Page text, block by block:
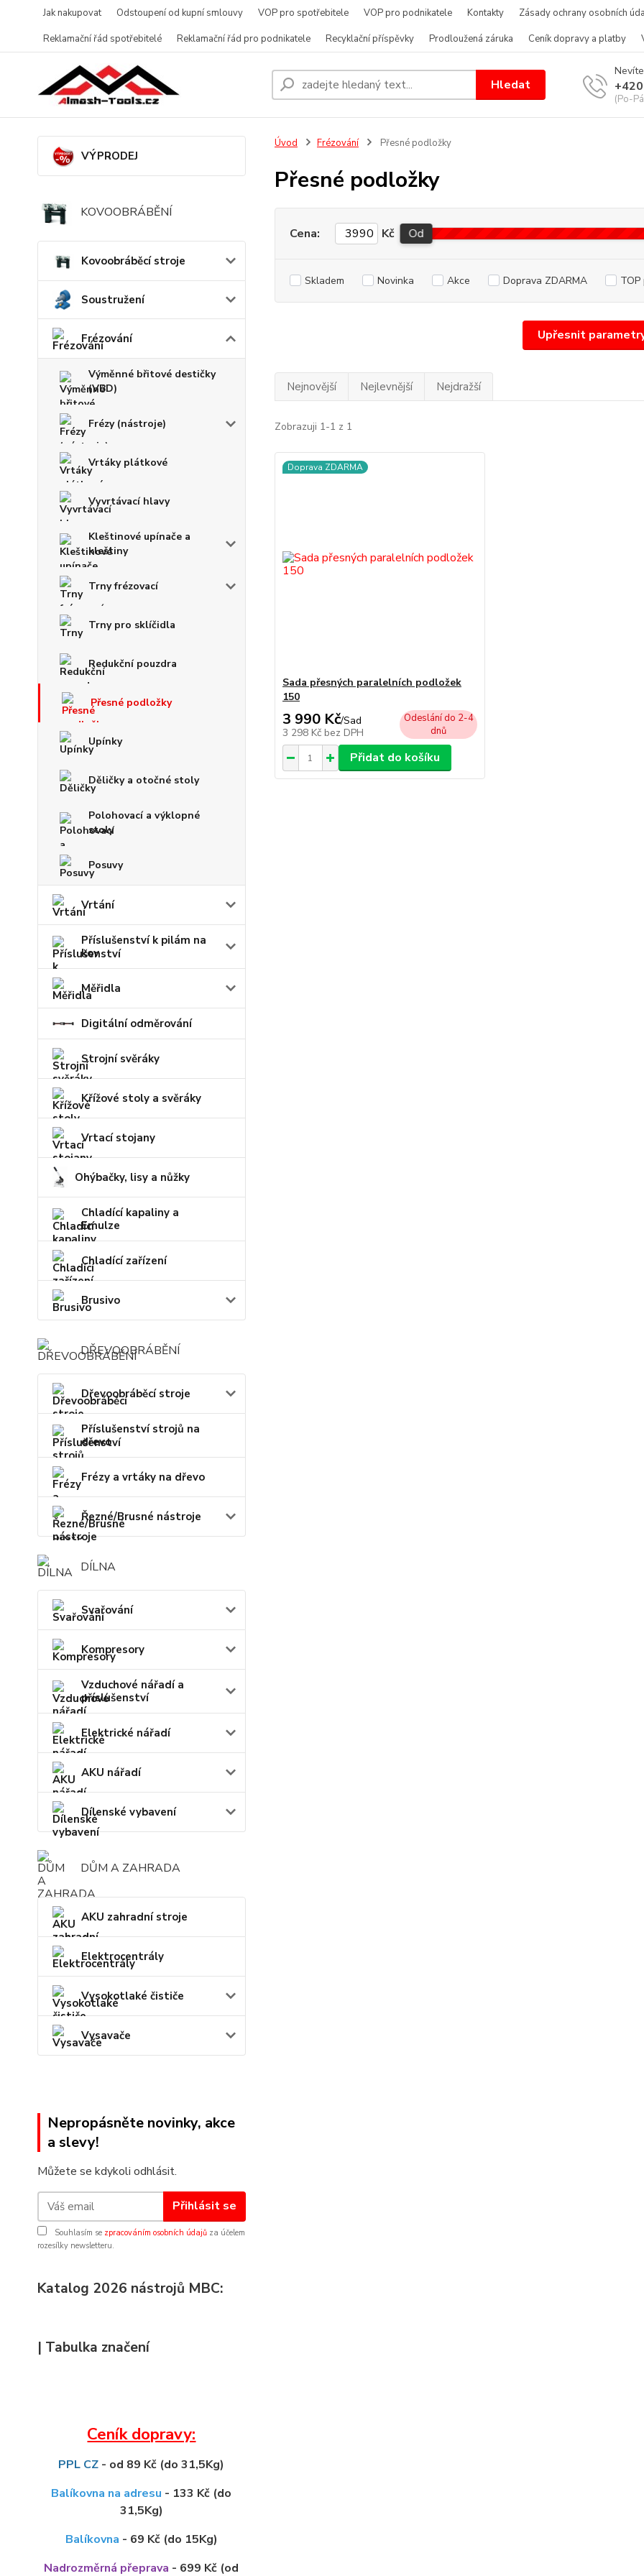
Jak nakupovat Odstoupení od kupní smlouvy VOP pro spotřebitele VOP pro podnikatele Kontakty
Zásady ochrany osobních
Reklamační řád spotřebitelé
Reklamační řád pro podnikatele Recyklační příspěvky Prodloužená záruka Ceník dopravy a platby
Hledat
(Po-
VÝPRODEJ
KOVOOBRÁBĚNÍ
Kovoobráběcí stroje
Soustružení
Frézování
Výměnné břitové destičky
(VBD)
Frézy (nástroje)
Vrtáky plátkové
Vyvrtávací hlavy
Kleštinové upínače a
kleštiny
Trny frézovací
Trny pro sklíčidla
Redukční pouzdra
Přesné podložky
Upínky
Děličky a otočné stoly
Polohovací a výklopné
stoly
Posuvy
Vrtání
Příslušenství k pilám na
kov
Měřidla
Digitální odměrování
Strojní svěráky
Křížové stoly a svěráky
Vrtací stojany
Ohýbačky, lisy a nůžky
Chladící kapaliny a
Emulze
Chladící zařízení
Brusivo
DŘEVOOBRÁBĚNÍ
Dřevoobráběcí stroje
Příslušenství strojů na
dřevo
Frézy a vrtáky na dřevo
Řezné/Brusné nástroje
DÍLNA
Svařování
Kompresory
Vzduchové nářadí a
příslušenství
Elektrické nářadí
AKU nářadí
Dílenské vybavení
DŮM A ZAHRADA
AKU zahradní stroje
Elektrocentrály
Vysokotlaké čističe
Vysavače
Nepropásněte novinky, akce
a slevy!
Můžete se kdykoli odhlásit.
Přihlásit se
Souhlasím se zpracováním osobních údajů za účelem
rozesílky newsletteru.
Katalog 2026 nástrojů MBC:
| Tabulka značení
Ceník dopravy:
PPL CZ - od 89 Kč (do 31,5Kg)
Balíkovna na adresu - 133 Kč (do
31,5Kg)
Balíkovna - 69 Kč (do 15Kg)
Nadrozměrná přeprava - 699 Kč (od
Úvod Frézování Přesné podložky
Přesné podložky
Upřesnit
Cena: Kč Od
Skladem Novinka Akce Doprava ZDARMA
Nejnovější Nejlevnější Nejdražší
Zobrazuji 1-1 z 1
Doprava ZDARMA
Sada přesných paralelních podložek
150
3 990 Kč/Sad
3 298 Kč bez DPH
Odeslání do 2-4
dnů
Přidat do košíku